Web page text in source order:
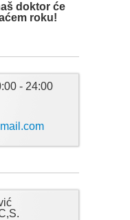
doktor će
roku!
- 24:00